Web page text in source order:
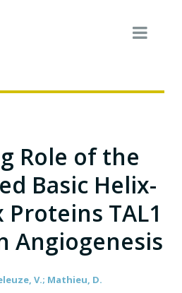
Role of the
Basic Helix-
Proteins TAL1
Angiogenesis
V.; Mathieu, D.